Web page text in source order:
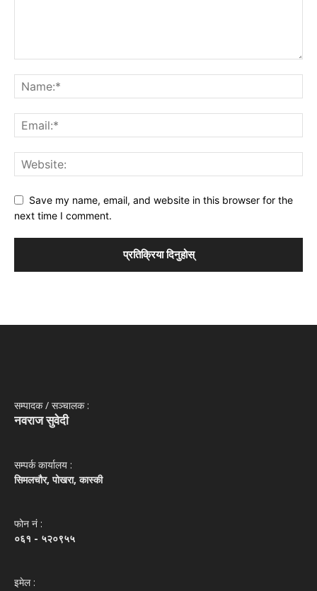
Save my name, email, and website in this browser for the
next time I comment.
सम्पादक / सञ्‍चालक :
नवराज सुवेदी
सम्पर्क कार्यालय :
सिमलचौर, पोखरा, कास्की
फोन नं‌ :
०६१ - ५२०९५५
इमेल :